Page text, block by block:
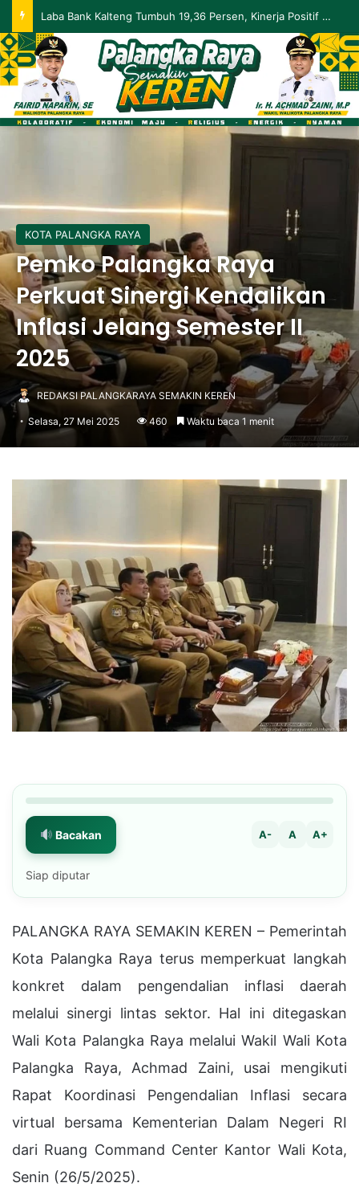
Palangka Raya Perluas Digitalisasi Perlindungan Sosial, Perkuat Akurasi Data dan Penyaluran Bansos
KOTA PALANGKA RAYA
Pemko Palangka Raya
Perkuat Sinergi Kendalikan
Inflasi Jelang Semester II
2025
REDAKSI PALANGKARAYA SEMAKIN KEREN
Selasa, 27 Mei 2025 460 Waktu baca 1 menit
Bacakan A- A A+
Siap diputar
PALANGKA RAYA SEMAKIN KEREN – Pemerintah
Kota Palangka Raya terus memperkuat langkah
konkret dalam pengendalian inflasi daerah
melalui sinergi lintas sektor. Hal ini ditegaskan
Wali Kota Palangka Raya melalui Wakil Wali Kota
Palangka Raya, Achmad Zaini, usai mengikuti
Rapat Koordinasi Pengendalian Inflasi secara
virtual bersama Kementerian Dalam Negeri RI
dari Ruang Command Center Kantor Wali Kota,
Senin (26/5/2025).